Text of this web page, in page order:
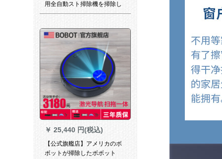
用全自動スト掃除機を掃除し
ます。
￥ 25,440 円(税込)
【公式旗艦店】アメリカのボ
ボットが掃除したボボット